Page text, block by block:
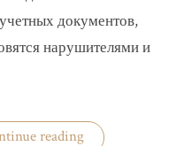
документов,
нарушителями и
reading«Не